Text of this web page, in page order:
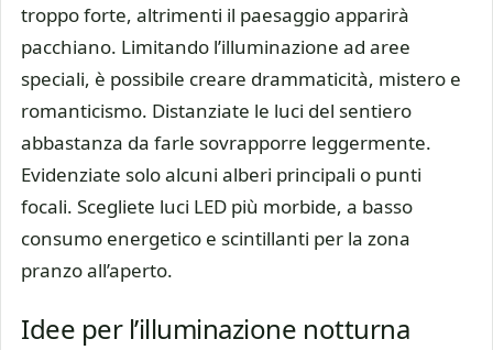
troppo forte, altrimenti il paesaggio apparirà
pacchiano. Limitando l’illuminazione ad aree
speciali, è possibile creare drammaticità, mistero e
romanticismo. Distanziate le luci del sentiero
abbastanza da farle sovrapporre leggermente.
Evidenziate solo alcuni alberi principali o punti
focali. Scegliete luci LED più morbide, a basso
consumo energetico e scintillanti per la zona
pranzo all’aperto.
Idee per l’illuminazione notturna